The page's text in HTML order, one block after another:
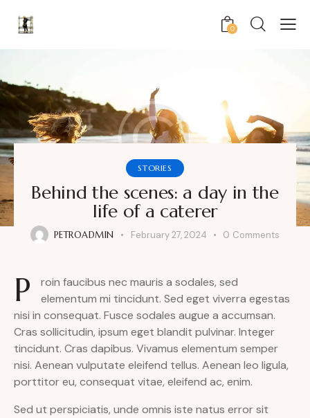
0
STORIES
Behind the scenes: a day in the
life of a caterer
PETROADMIN February 27, 2024 0 Comments
P
roin faucibus nec mauris a sodales, sed
elementum mi tincidunt. Sed eget viverra egestas
nisi in consequat. Fusce sodales augue a accumsan.
Cras sollicitudin, ipsum eget blandit pulvinar. Integer
tincidunt. Cras dapibus. Vivamus elementum semper
nisi. Aenean vulputate eleifend tellus. Aenean leo ligula,
porttitor eu, consequat vitae, eleifend ac, enim.
Sed ut perspiciatis, unde omnis iste natus error sit